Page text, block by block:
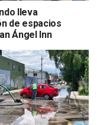
lleva
de espacios
Ángel Inn